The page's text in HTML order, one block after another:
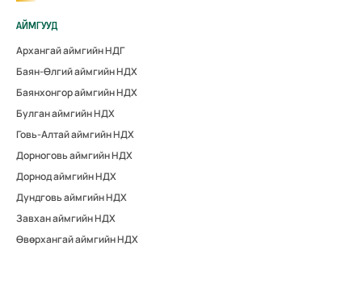
АЙМГУУД
Архангай аймгийн НДГ
Баян-Өлгий аймгийн НДХ
Баянхонгор аймгийн НДХ
Булган аймгийн НДХ
Говь-Алтай аймгийн НДХ
Дорноговь аймгийн НДХ
Дорнод аймгийн НДХ
Дундговь аймгийн НДХ
Завхан аймгийн НДХ
Өвөрхангай аймгийн НДХ